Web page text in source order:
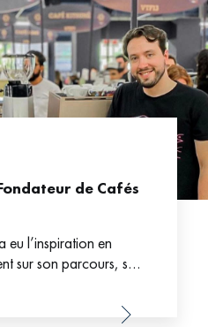
de Cafés
eu l’inspiration en
sur son parcours, sa